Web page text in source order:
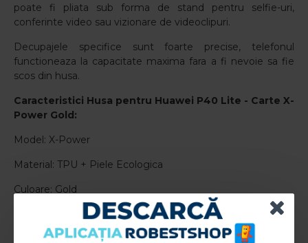
poate fi pliata sub forma de stand pentru selfie-uri,
conferinte video sau vizionare de videoclipuri.
Decupajele specifice sunt foarte precise, telefonul
functioneaza la capacitate maxima fara a fi nevoie sa fie
scos din husa.
Caracteristici Husa pentru Huawei P40 Lite - Carte X-
Power Gold:
Model: X-Power
Material: TPU + Piele Ecologica
Culoare: Gold
RECENZII CLIENTI: